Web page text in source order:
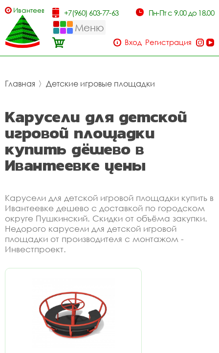
Ивантеевка +7(960) 603-77-63 Пн-Пт с 9.00 до 18.00
Меню
Вход Регистрация
Главная 〉 Детские игровые площадки
Карусели для детской
игровой площадки
купить дёшево в
Ивантеевке цены
Карусели для детской игровой площадки купить в
Ивантеевке дешево с доставкой по городском
округе Пушкинский. Скидки от объёма закупки.
Недорого карусели для детской игровой
площадки от производителя с монтажом -
Инвестпроект.